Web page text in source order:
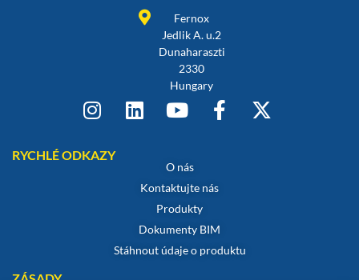
Fernox
Jedlik A. u.2
Dunaharaszti
2330
Hungary
RYCHLÉ ODKAZY
O nás
Kontaktujte nás
Produkty
Dokumenty BIM
Stáhnout údaje o produktu